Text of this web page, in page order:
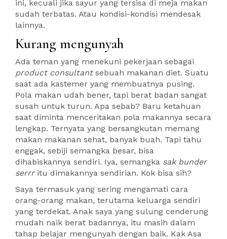
ini, kecuali jika sayur yang tersisa di meja makan
sudah terbatas. Atau kondisi-kondisi mendesak
lainnya.
Kurang mengunyah
Ada teman yang menekuni pekerjaan sebagai
product consultantsebuah makanan diet. Suatu
saat ada kastemer yang membuatnya pusing.
Pola makan udah bener, tapi berat badan sangat
susah untuk turun. Apa sebab? Baru ketahuan
saat diminta menceritakan pola makannya secara
lengkap. Ternyata yang bersangkutan memang
makan makanan sehat, banyak buah. Tapi tahu
enggak, sebiji semangka besar, bisa
dihabiskannya sendiri. Iya, semangka sak bunder
serrritu dimakannya sendirian. Kok bisa sih?
Saya termasuk yang sering mengamati cara
orang-orang makan, terutama keluarga sendiri
yang terdekat. Anak saya yang sulung cenderung
mudah naik berat badannya, itu masih dalam
tahap belajar mengunyah dengan baik. Kak Asa